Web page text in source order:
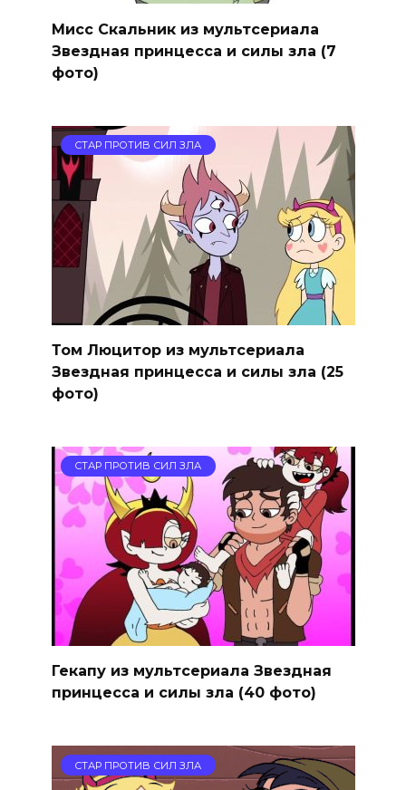
Мисс Скальник из мультсериала
Звездная принцесса и силы зла (7
фото)
СТАР ПРОТИВ СИЛ ЗЛА
Том Люцитор из мультсериала
Звездная принцесса и силы зла (25
фото)
СТАР ПРОТИВ СИЛ ЗЛА
Гекапу из мультсериала Звездная
принцесса и силы зла (40 фото)
СТАР ПРОТИВ СИЛ ЗЛА